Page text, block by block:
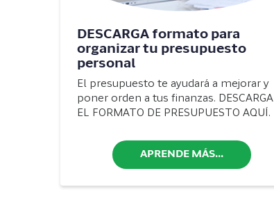
DESCARGA formato para
organizar tu presupuesto
personal
El presupuesto te ayudará a mejorar y
poner orden a tus finanzas. DESCARGA
EL FORMATO DE PRESUPUESTO AQUÍ.
APRENDE MÁS...